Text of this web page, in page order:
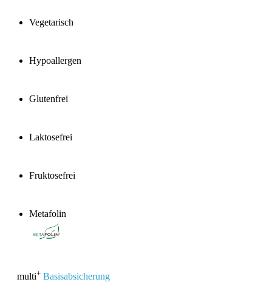
Vegetarisch
Hypoallergen
Glutenfrei
Laktosefrei
Fruktosefrei
Metafolin
®
multi+ Basisabsicherung